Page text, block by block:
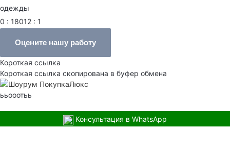
одежды
0 : 18012 : 1
Оцените нашу работу
Короткая ссылка
Короткая ссылка скопирована в буфер обмена
ььооотьь
Консультация в WhatsApp